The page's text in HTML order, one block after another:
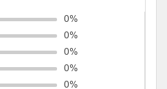
0%
0%
0%
0%
0%